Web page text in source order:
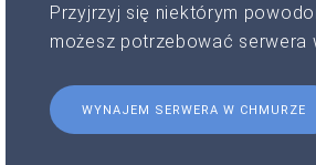
Przyjrzyj się niektórym
możesz potrzebować serwera
WYNAJEM SERWERA W CHMURZE